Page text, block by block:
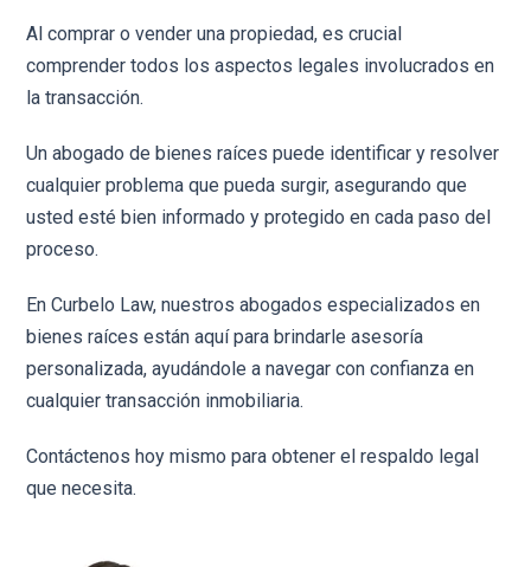
Al comprar o vender una propiedad, es crucial
comprender todos los aspectos legales involucrados en
la transacción.
Un abogado de bienes raíces puede identificar y resolver
cualquier problema que pueda surgir, asegurando que
usted esté bien informado y protegido en cada paso del
proceso.
En Curbelo Law, nuestros abogados especializados en
bienes raíces están aquí para brindarle asesoría
personalizada, ayudándole a navegar con confianza en
cualquier transacción inmobiliaria.
Contáctenos hoy mismo para obtener el respaldo legal
que necesita.